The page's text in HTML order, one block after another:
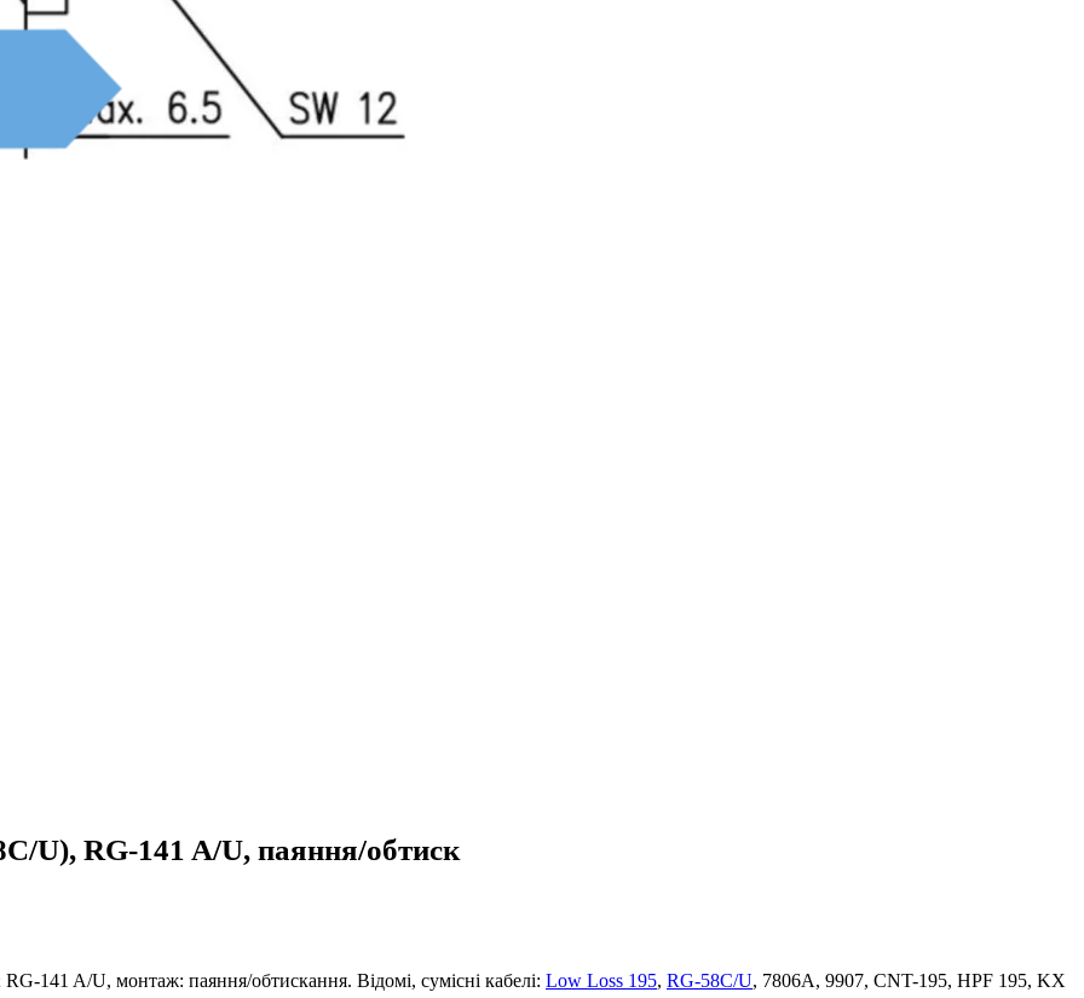
U), RG-141 A/U, паяння/обтиск
141 A/U, монтаж: паяння/обтискання. Відомі, сумісні кабелі: Low Loss 195, RG-58C/U, 7806A, 9907, CNT-195, HPF 195, KX